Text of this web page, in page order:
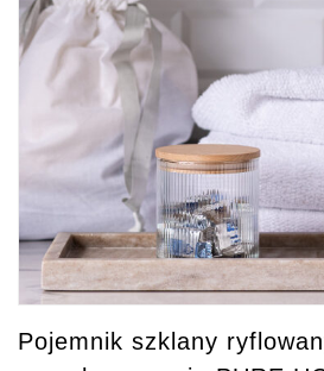
Pojemnik szklany